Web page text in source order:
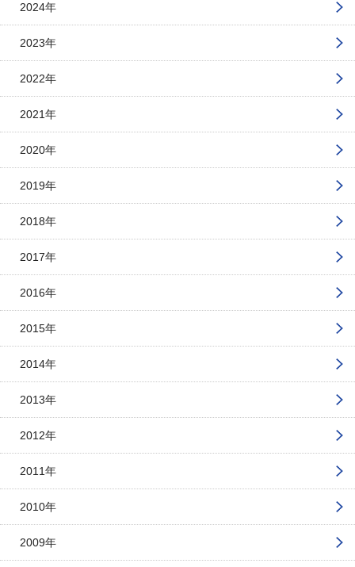
2024年
2023年
2022年
2021年
2020年
2019年
2018年
2017年
2016年
2015年
2014年
2013年
2012年
2011年
2010年
2009年